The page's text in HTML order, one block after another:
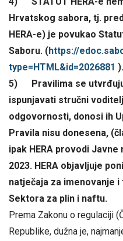
Hrvatskog sabora, tj.
HERA-e) je povukao
Saboru. (https://
type=HTML&id=2026881 ).
5) Pravilima se
ispunjavati stručni
odgovornosti, donosi ih
Pravila nisu donesena,
ipak HERA provodi
2023. HERA objavljuje
natječaja za imenovanje
Sektora za plin i naftu.
Prema Zakonu o regulaciji
Republike, dužna je,